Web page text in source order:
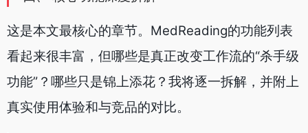
这是本文最核心的章节。MedReading的功能列表
看起来很丰富，但哪些是真正改变工作流的“杀手级
功能”？哪些只是锦上添花？我将逐一拆解，并附上
真实使用体验和与竞品的对比。